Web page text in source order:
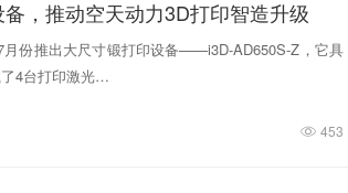
，推动空天动力3D打印智造升级
份推出大尺寸锻打印设备——i3D-AD650S-Z，它具
4台打印激光…
453